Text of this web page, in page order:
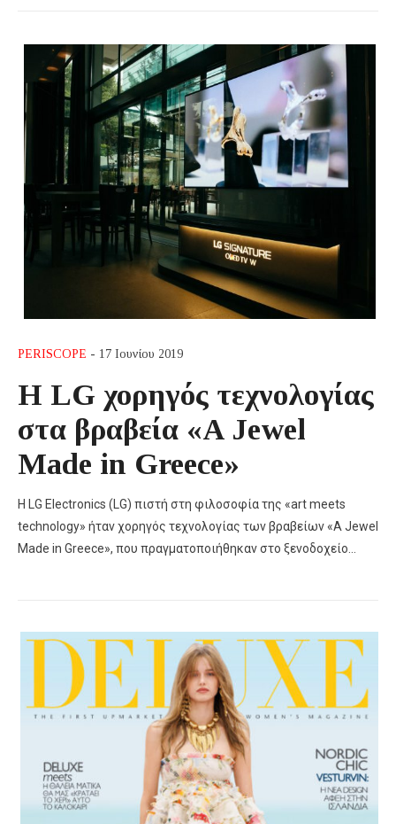
PERISCOPE - 17 Ιουνίου 2019
Η LG χορηγός τεχνολογίας
στα βραβεία «A Jewel
Made in Greece»
Η LG Electronics (LG) πιστή στη φιλοσοφία της «art meets
technology» ήταν χορηγός τεχνολογίας των βραβείων «A Jewel
Made in Greece», που πραγματοποιήθηκαν στο ξενοδοχείο…